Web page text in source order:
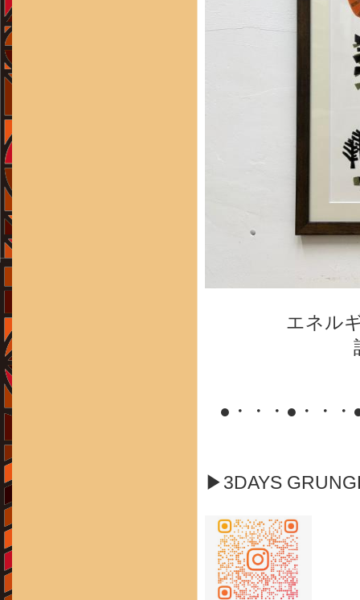
エネル
●・・・●・・
▶3DAYS